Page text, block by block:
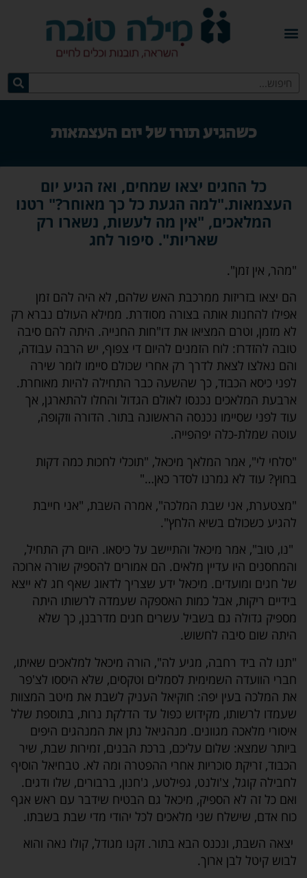
כשהגיע תורו של יום העצמאות
כל החגים יצאו שמחים, ואז הגיע יום
העצמאות."למה הגעת כל כך מאוחר?" רטנו
המלאכים, "אין מה לעשות, נשארו רק
שאריות". סיפור לחג
"מהר, אין זמן".
הם יצאו בזריזות ממרכבת האש שלהם, לא היה להם זמן
אפילו להחנות אותה בצורה מסודרת. ממילא העולם נברא רק
לא מזמן, וטרם המציאו את דו"חות החנייה. היתה להם סיבה
טובה להזדרז: לוח הזמנים להיום די צפוף, יש הרבה עבודה,
והם נאלצו לצאת לדרך רק אחרי שכולם סיימו לומר שירה
לפני כיסא הכבוד, כך שהשעה כבר התחילה להיות מאוחרת.
ארבעת המלאכים נכנסו לאולם הגדול והחלו להתארגן, אך
עוד לפני שסיימו נכנסה הראשונה בתור. הדורה וזקופה,
עוטה שמלת-כלה יפהפייה.
"סלחי לי", אמר המלאך מיכאל, "תוכלי לחכות כמה דקות
בחוץ? עוד לא גמרנו לסדר כאן…"
"מצטערת, אני שבת המלכה", אמרה השבת, "אני חייבת
להגיע כשכולם בשיא הלחץ".
"נו, טוב", אמר מיכאל והתיישב על כיסאו. היום רק התחיל,
והמחסנים היו עדיין מלאים. הם אמורים להספיק שורה ארוכה
של חגים ומועדים. מיכאל ידע שצריך לדאוג שאף חג לא ייצא
בידיים ריקות, אבל כמות האספקה שעמדה לרשותו היתה
מספיק גדולה גם בשביל עשרים חגים מדרבנן, כך שלא
היתה שום סיבה לחשוש.
"תנו לה ביד רחבה, מגיע לה", הורה מיכאל למלאכים שאיתו,
חברי הוועדה השמימית לסמלים וטקסים, שלא היססו לצ'פר
את המלכה בעין יפה: חוקיאל העניק לשבת את מיטב המצוות
שעמדו לרשותו, מקידוש כפול עד הדלקת נרות, בתוספת שלל
איסורי מלאכה מגוונים. מנהגיאל נתן את המנהגים היפים
ביותר שמצא: שלום עליכם, ברכת הבנים, זמירות שבת, שיר
הכבוד, זריקת סוכריות אחרי ההפטרה ומה לא. טבחיאל הוסיף
לחבילה קוגל, צ'ולנט, גפילטע, ג'חנון, ברבורים, שלו ודגים.
ואם כל זה לא הספיק, מיכאל גם הבטיח שידבר עם ראש אגף
כוח אדם, שישלח שני מלאכים לכל יהודי מדי שבת בשבתו.
יצאה השבת, ונכנס הבא בתור. זקנו מגודל, קולו נאה והוא
לבוש קיטל לבן ארוך.